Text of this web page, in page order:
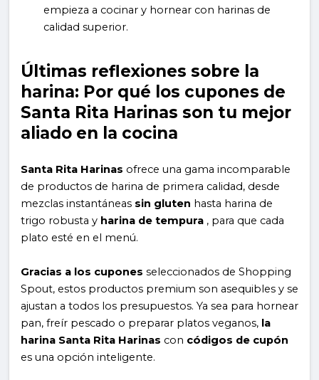
empieza a cocinar y hornear con harinas de
calidad superior.
Últimas reflexiones sobre la
harina: Por qué los cupones de
Santa Rita Harinas son tu mejor
aliado en la cocina
Santa Rita Harinas ofrece una gama incomparable
de productos de harina de primera calidad, desde
mezclas instantáneas sin gluten hasta harina de
trigo robusta y harina de tempura , para que cada
plato esté en el menú.
Gracias a los cupones seleccionados de Shopping
Spout, estos productos premium son asequibles y se
ajustan a todos los presupuestos. Ya sea para hornear
pan, freír pescado o preparar platos veganos, la
harina Santa Rita Harinas con códigos de cupón
es una opción inteligente.